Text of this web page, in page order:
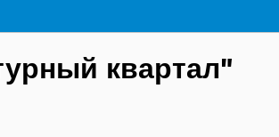
квартал"